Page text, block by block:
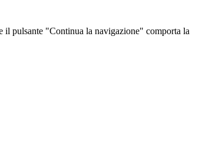
il pulsante "Continua la navigazione" comporta la